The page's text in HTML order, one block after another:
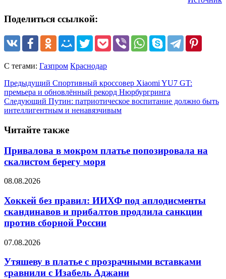
Поделиться ссылкой:
С тегами: Газпром Краснодар
Предыдущий Спортивный кроссовер Xiaomi YU7 GT:
премьера и обновлённый рекорд Нюрбургринга
Следующий Путин: патриотическое воспитание должно быть
интеллигентным и ненавязчивым
Читайте также
Привалова в мокром платье попозировала на
скалистом берегу моря
08.08.2026
Хоккей без правил: ИИХФ под аплодисменты
скандинавов и прибалтов продлила санкции
против сборной России
07.08.2026
Утяшеву в платье с прозрачными вставками
сравнили с Изабель Аджани